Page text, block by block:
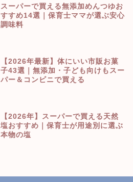
スーパーで買える無添加めんつゆお
すすめ14選｜保育士ママが選ぶ安心
調味料
【2026年最新】体にいい市販お菓
子43選｜無添加・子ども向けもスー
パー＆コンビニで買える
【2026年】スーパーで買える天然
塩おすすめ｜保育士が用途別に選ぶ
本物の塩